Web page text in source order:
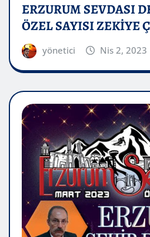
ERZURUM SEVDASI
ÖZEL SAYISI ZEKİYE
yönetici Nis 2, 2023